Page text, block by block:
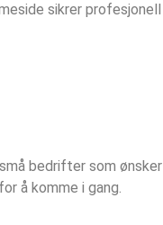
sikrer profesjonell
bedrifter som ønsker
å komme i gang.